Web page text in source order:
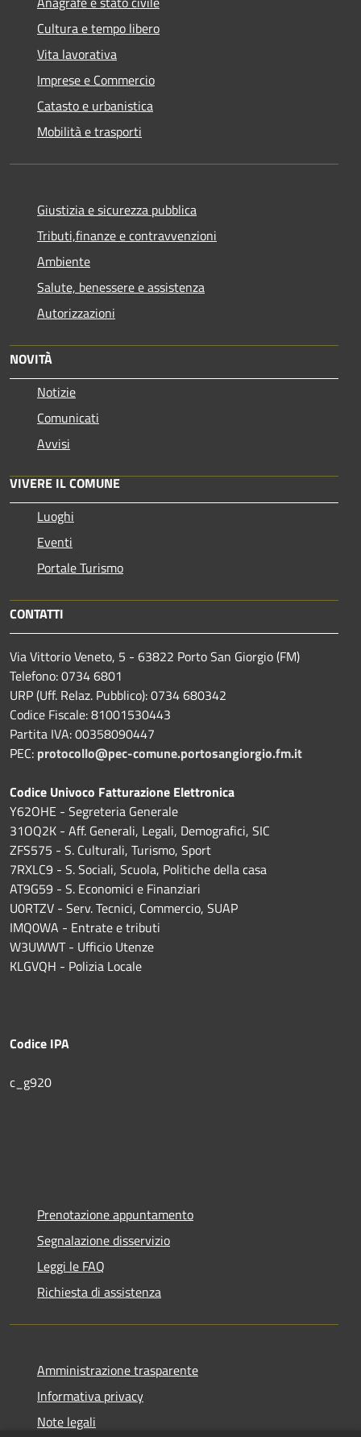
Cultura e tempo libero
Vita lavorativa
Imprese e Commercio
Catasto e urbanistica
Mobilità e trasporti
Giustizia e sicurezza pubblica
Tributi,finanze e contravvenzioni
Ambiente
Salute, benessere e assistenza
Autorizzazioni
NOVITÀ
Notizie
Comunicati
Avvisi
VIVERE IL COMUNE
Luoghi
Eventi
Portale Turismo
CONTATTI
Via Vittorio Veneto, 5 - 63822 Porto San Giorgio (FM)
Telefono: 0734 6801
URP (Uff. Relaz. Pubblico): 0734 680342
Codice Fiscale: 81001530443
Partita IVA: 00358090447
PEC: protocollo@pec-comune.portosangiorgio.fm.it
Codice Univoco Fatturazione Elettronica
Y62OHE - Segreteria Generale
31OQ2K - Aff. Generali, Legali, Demografici, SIC
ZFS575 - S. Culturali, Turismo, Sport
7RXLC9 - S. Sociali, Scuola, Politiche della casa
AT9G59 - S. Economici e Finanziari
U0RTZV - Serv. Tecnici, Commercio, SUAP
IMQ0WA - Entrate e tributi
W3UWWT - Ufficio Utenze
KLGVQH - Polizia Locale
Codice IPA
c_g920
Prenotazione appuntamento
Segnalazione disservizio
Leggi le FAQ
Richiesta di assistenza
Amministrazione trasparente
Informativa privacy
Note legali